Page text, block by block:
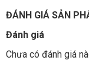
ĐÁNH GIÁ SẢN
Đánh giá
Chưa có đánh giá